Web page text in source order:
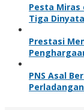
Pesta Miras
Tiga
Prestasi
PNS Asal